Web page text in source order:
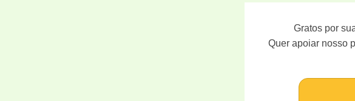
Gratos por
Quer apoiar nosso